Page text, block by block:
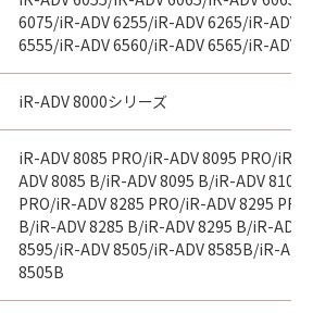
6075/iR-ADV 6255/iR-ADV 6265/iR-ADV
6555/iR-ADV 6560/iR-ADV 6565/iR-ADV
iR-ADV 8000シリーズ
iR-ADV 8085 PRO/iR-ADV 8095 PRO/iR-
ADV 8085 B/iR-ADV 8095 B/iR-ADV 8105
PRO/iR-ADV 8285 PRO/iR-ADV 8295
B/iR-ADV 8285 B/iR-ADV 8295 B/iR-ADV
8595/iR-ADV 8505/iR-ADV 8585B/iR-
8505B